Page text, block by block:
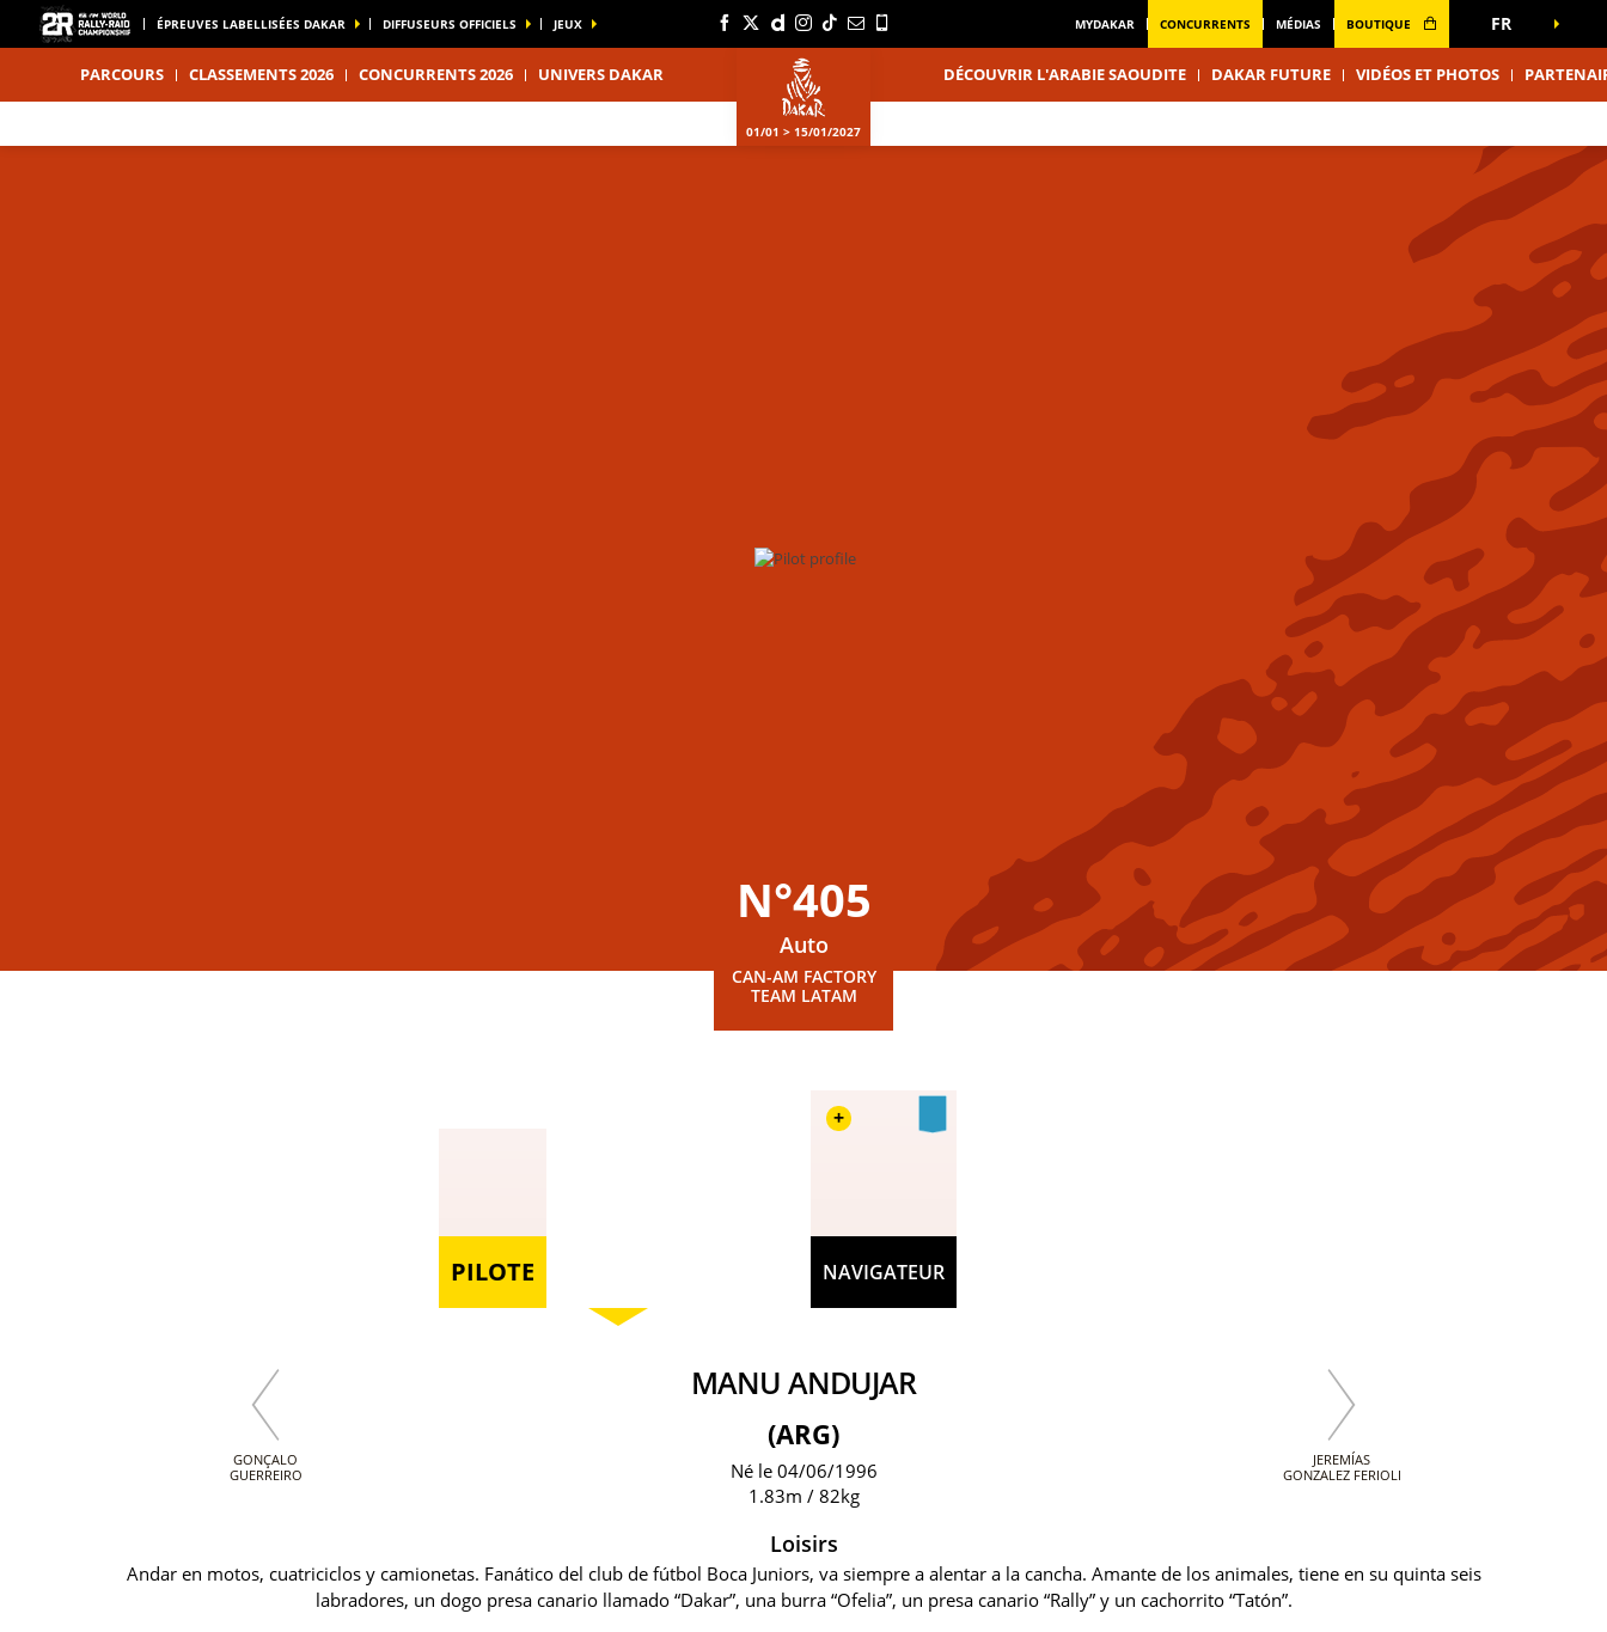
ÉPREUVES LABELLISÉES DAKAR DIFFUSEURS OFFICIELS JEUX MYDAKAR CONCURRENTS MÉDIAS BOUTIQUE FR
PARCOURS CLASSEMENTS 2026 CONCURRENTS 2026 UNIVERS DAKAR
01/01 > 15/01/2027
DÉCOUVRIR L'ARABIE SAOUDITE DAKAR FUTURE VIDÉOS ET PHOTOS
N°405
Auto
CAN-AM FACTORY
TEAM LATAM
PILOTE NAVIGATEUR
+
GONÇALO
GUERREIRO
JEREMÍAS
GONZALEZ FERIOLI
MANU ANDUJAR
(ARG)
Né le 04/06/1996
1.83m / 82kg
Loisirs
Andar en motos, cuatriciclos y camionetas. Fanático del club de fútbol Boca Juniors, va siempre a alentar a la cancha. Amante de los animales, tiene en su quinta seis
labradores, un dogo presa canario llamado “Dakar”, una burra “Ofelia”, un presa canario “Rally” y un cachorrito “Tatón”.